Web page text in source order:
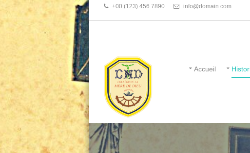
+00 (123) 456 7890 info@domain.com
Accueil